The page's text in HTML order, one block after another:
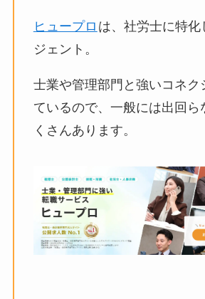
ヒュープロは、社労士に特
ジェント。
士業や管理部門と強いコネク
ているので、一般には出回ら
くさんあります。